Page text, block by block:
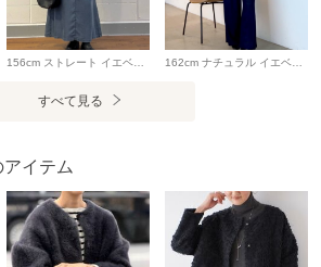
表側：毛（フォックス）90％ カシミヤ10％
裏側：ポリエステル100％
詳細は下記よりお問い合わせください
不可
156cm ストレート イエベ秋 【コート】Fサイズ着用 フォックスの柔らかいファーコート。 腰周りにかかるショート丈なので、コンパクトに着膨れずに着られます。 肩が落ちたシルエットなので、肩周りの厚みが出にくいのも嬉しいポイント。 【ワンピース】156cmで1サイズ着用 柔らかく落ち感のあるデニムワンピース。 156cmでくるぶし丈でした。 首元のボタンを開けてスッキリ着るのがオススメ。 体のラインを拾わずゆったり着られるので、動くと上品に揺れ動きます。 袖口はリブなので、サッと上げられて落ちてこないのも嬉しいポイント。 【バッグ】ブラック 柔らかいレザーが肌馴染みの良いバッグです。 外側にもポケットがあるので、すぐに取り出したいものを入れることができます。 手持にも出来ますがショルダーベルトを付け外し可能なので用途で使い分けられます。 162cm ナチュラル イエベ春 【アウター】 フォックスとカシミアのふわふわ感に気分も上がる素敵なコートのショート丈バージョン！ 重心が上がるのでファーのボリューム感が苦手だった方はこちらのショートタイプおすすめです。 ロングもあります。 見た目に反してとっても軽く、カーディガンのように羽織れます。 身頃、袖には裏地つきなのでインナーとの摩擦も気にならず、 するっと着脱できてノンストレスでした！ ファーのゴージャス感を抑えてくれるグレーは カジュアルにもきれいめに合わせやすいです◎ 【ボトム】サイズTM着用 程よいワイド感ですっきり美脚見えするパンツ。 162cmで長めのTMを履くことでより脚長効果も。 インディゴデニム調の色合いはきれいめな印象で いわゆるジーパンとは違う上品さがありなぎらも デニムコーデを楽しめます◎ とろみのある柔らかい素材で、 ウエストもリブなので履き心地が楽ちんです。
すべて見る
イテム